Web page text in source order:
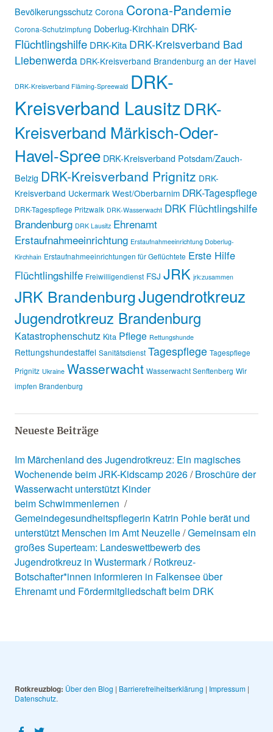
Bevölkerungsschutz Corona Corona-Pandemie
Corona-Schutzimpfung Doberlug-Kirchhain DRK-
Flüchtlingshilfe DRK-Kita DRK-Kreisverband Bad
Liebenwerda DRK-Kreisverband Brandenburg an der Havel
DRK-Kreisverband Fläming-Spreewald DRK-
Kreisverband LausitzDRK-
Kreisverband Märkisch-Oder-
Havel-Spree DRK-Kreisverband Potsdam/Zauch-
Belzig DRK-Kreisverband Prignitz DRK-
Kreisverband Uckermark West/Oberbarnim DRK-Tagespflege
DRK-Tagespflege Pritzwalk DRK-Wasserwacht DRK Flüchtlingshilfe
Brandenburg DRK Lausitz Ehrenamt
Erstaufnahmeeinrichtung Erstaufnahmeeinrichtung Doberlug-
Kirchhain Erstaufnahmeeinrichtungen für Geflüchtete Erste Hilfe
Flüchtlingshilfe Freiwilligendienst FSJ JRK jrk:zusammen
JRK BrandenburgJugendrotkreuz
Jugendrotkreuz Brandenburg
Katastrophenschutz Kita Pflege Rettungshunde
Rettungshundestaffel Sanitätsdienst Tagespflege Tagespflege
Prignitz Ukraine Wasserwacht Wasserwacht Senftenberg Wir
impfen Brandenburg
Neueste Beiträge
Im Märchenland des Jugendrotkreuz: Ein magisches
Wochenende beim JRK-Kidscamp 2026 Broschüre der
Wasserwacht unterstützt Kinder
beim Schwimmenlernen
Gemeindegesundheitspflegerin Katrin Pohle berät und
unterstützt Menschen im Amt Neuzelle Gemeinsam ein
großes Superteam: Landeswettbewerb des
Jugendrotkreuz in Wustermark Rotkreuz-
Botschafter*innen informieren in Falkensee über
Ehrenamt und Fördermitgliedschaft beim DRK
Rotkreuzblog: Über den Blog | Barrierefreiheitserklärung | Impressum|
Datenschutz